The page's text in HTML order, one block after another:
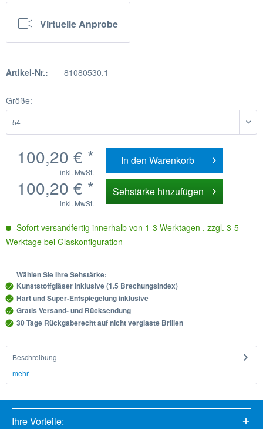
Virtuelle Anprobe
Artikel-Nr.: 81080530.1
Größe:
100,20 € *
inkl. MwSt.
In den Warenkorb
100,20 € *
inkl. MwSt.
Sehstärke hinzufügen
Sofort versandfertig innerhalb von 1-3 Werktagen , zzgl. 3-5
Werktage bei Glaskonfiguration
Wählen Sie Ihre Sehstärke:
Kunststoffgläser inklusive (1.5 Brechungsindex)
Hart und Super-Entspiegelung inklusive
Gratis Versand- und Rücksendung
30 Tage Rückgaberecht auf nicht verglaste Brillen
Beschreibung
mehr
Ihre Vorteile: